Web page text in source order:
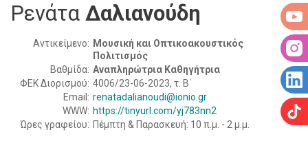
Ρενάτα Δαλιανούδη
Αντικείμενο: Μουσική και Οπτικοακουστικός
Πολιτισμός
Βαθμίδα: Αναπληρώτρια Καθηγήτρια
ΦΕΚ Διορισμού: 4006/23-06-2023, τ. Β΄
Email: renatadalianoudi@ionio.gr
WWW: https://tinyurl.com/yj783nn2
Ώρες γραφείου: Πέμπτη & Παρασκευή: 10 π.μ. - 2 μ.μ.